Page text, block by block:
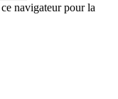
navigateur pour la